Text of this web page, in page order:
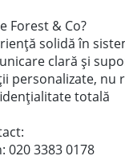
Forest & Co?
solidă în
clară și
personalizate, nu
totală
020 3383 0178